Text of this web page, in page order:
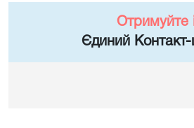
Отримуйте
Єдиний Контакт-